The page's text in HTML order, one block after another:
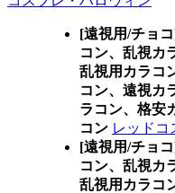
[遠視用/チョ
コン、乱視カ
乱視用カラコ
コン、遠視カ
ラコン、格安
コン レッドコ
[遠視用/チョ
コン、乱視カ
乱視用カラコ